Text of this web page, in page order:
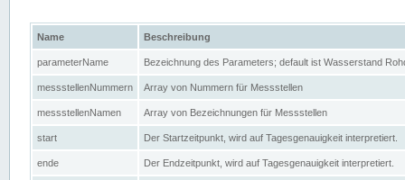
Name Beschreibung
parameterName Bezeichnung des Parameters; default ist Wasserstand
messstellenNummern Array von Nummern für Messstellen
messstellenNamen Array von Bezeichnungen für Messstellen
start Der Startzeitpunkt, wird auf Tagesgenauigkeit interpretiert.
ende Der Endzeitpunkt, wird auf Tagesgenauigkeit interpretiert.